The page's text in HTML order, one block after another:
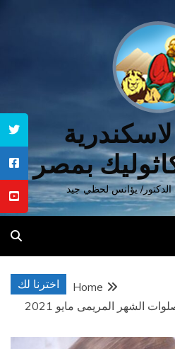
بمصر
الدكتور/ يؤانس لحظي جيد
اخترنا لك
Home
الشهر المريمى مايو 2021